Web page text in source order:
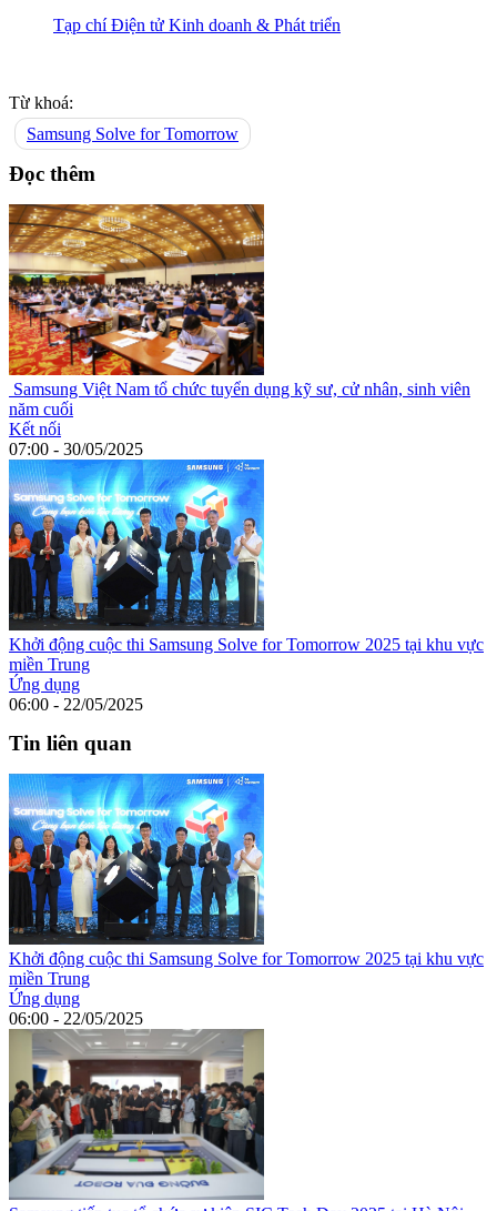
Tạp chí Điện tử Kinh doanh & Phát triển
Từ khoá:
Samsung Solve for Tomorrow
Đọc thêm
Samsung Việt Nam tổ chức tuyển dụng kỹ sư, cử nhân, sinh viên
năm cuối
Kết nối
07:00 - 30/05/2025
Khởi động cuộc thi Samsung Solve for Tomorrow 2025 tại khu vực
miền Trung
Ứng dụng
06:00 - 22/05/2025
Tin liên quan
Khởi động cuộc thi Samsung Solve for Tomorrow 2025 tại khu vực
miền Trung
Ứng dụng
06:00 - 22/05/2025